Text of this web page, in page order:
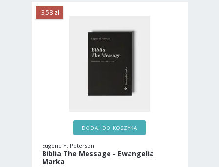
-3,58 zł
DODAJ DO KOSZYKA
Eugene H. Peterson
Biblia The Message - Ewangelia
Marka